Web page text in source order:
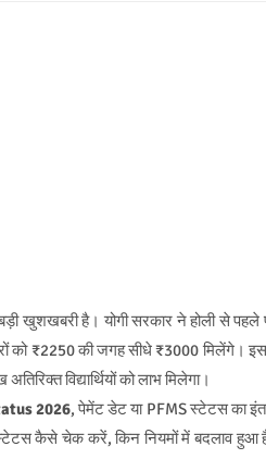
खुशखबरी है। योगी सरकार ने होली से पहले
को ₹2250 की जगह सीधे ₹3000 मिलेंगे।
विद्यार्थियों को लाभ मिलेगा।
2026, पेमेंट डेट या PFMS स्टेटस का
कैसे चेक करें, किन नियमों में बदलाव हुआ